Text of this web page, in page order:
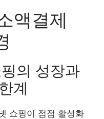
액결제
의 성장과
계
쇼핑이 점점 활성화